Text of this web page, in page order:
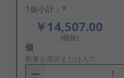
1個小計：*
￥14,507.00
(税抜)
Add
to
Basket
個
数量を選択または入力